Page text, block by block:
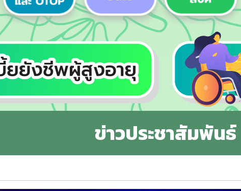
ข่าวประชาสัมพันธ์